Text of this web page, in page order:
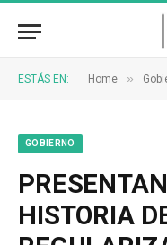
ESTÁS EN: Home »
GOBIERNO
HISTORIA